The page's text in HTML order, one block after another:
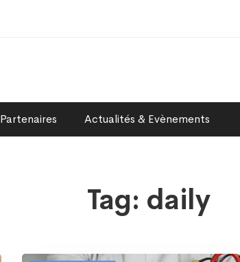
Partenaires Actualités & Evènements
Tag: daily